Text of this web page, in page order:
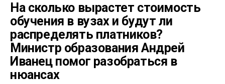
На сколько вырастет стоимость
обучения в вузах и будут ли
распределять платников?
Министр образования Андрей
Иванец помог разобраться в
нюансах